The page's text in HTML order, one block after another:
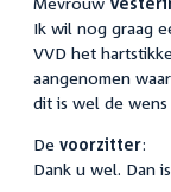
Ik wil nog graag
VVD het
aangenomen
dit is wel de wens
De voorzitter:
Dank u wel. Dan